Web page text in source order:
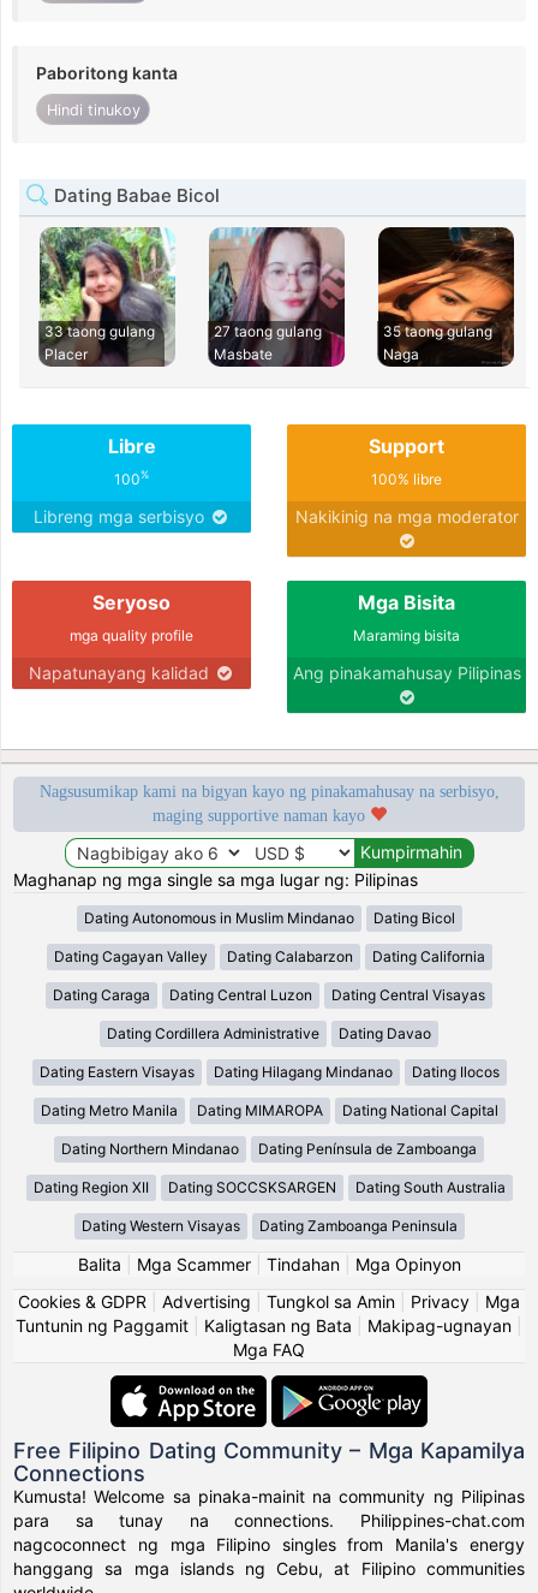
Paboritong kanta
Hindi tinukoy
Dating Babae Bicol
33 taong gulang
Placer
27 taong gulang
Masbate
35 taong gulang
Naga
Libre
100%
Libreng mga serbisyo
Support
100% libre
Nakikinig na mga moderator
Seryoso
mga quality profile
Napatunayang kalidad
Mga Bisita
Maraming bisita
Ang pinakamahusay Pilipinas
Nagsusumikap kami na bigyan kayo ng pinakamahusay na serbisyo,
maging supportive naman kayo
Maghanap ng mga single sa mga lugar ng: Pilipinas
Dating Autonomous in Muslim Mindanao Dating Bicol
Dating Cagayan Valley Dating Calabarzon Dating California
Dating Caraga Dating Central Luzon Dating Central Visayas
Dating Cordillera Administrative Dating Davao
Dating Eastern Visayas Dating Hilagang Mindanao Dating Ilocos
Dating Metro Manila Dating MIMAROPA Dating National Capital
Dating Northern Mindanao Dating Península de Zamboanga
Dating Region XII Dating SOCCSKSARGEN Dating South Australia
Dating Western Visayas Dating Zamboanga Peninsula
Balita Mga Scammer| Tindahan| Mga Opinyon
Cookies & GDPR
Advertising Tungkol sa Amin Privacy
Mga
Tuntunin ng Paggamit
Kaligtasan ng Bata Makipag-ugnayan
Mga FAQ
Free Filipino Dating Community – Mga Kapamilya
Connections
Kumusta! Welcome sa pinaka-mainit na community ng Pilipinas
para sa tunay na connections. Philippines-chat.com
nagcoconnect ng mga Filipino singles from Manila's energy
hanggang sa mga islands ng Cebu, at Filipino communities